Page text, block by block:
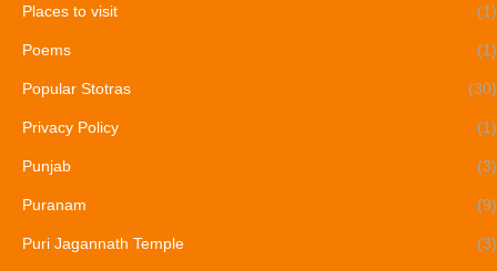
Places to visit (1)
Poems (1)
Popular Stotras (30)
Privacy Policy (1)
Punjab (3)
Puranam (9)
Puri Jagannath Temple (3)